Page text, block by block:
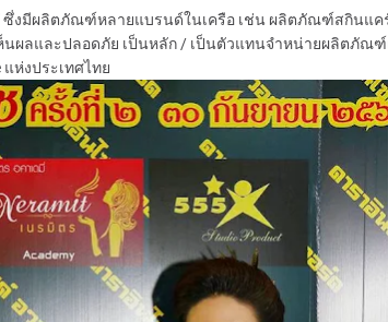
ซึ่งมีผลิตภัณฑ์หลายแบรนด์ในเครือ เช่น ผลิตภัณฑ์สกินแค
ผลและปลอดภัย เป็นหลัก / เป็นตัวแทนจำหน่ายผลิตภัณฑ์
แห่งประเทศไทย